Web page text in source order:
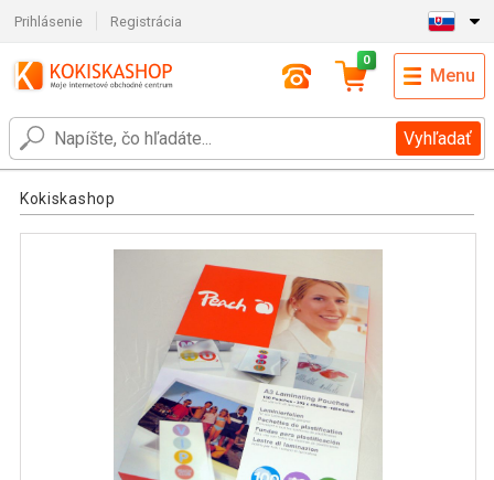
Prihlásenie Registrácia
Vyhľadať
0
Menu
Kokiskashop